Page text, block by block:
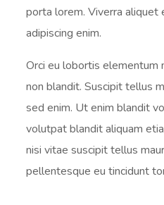
porta lorem. Viverra
adipiscing enim.
Orci eu lobortis elementum
non blandit. Suscipit tellus
sed enim. Ut enim blandit
volutpat blandit aliquam
nisi vitae suscipit tellus
pellentesque eu tincidunt